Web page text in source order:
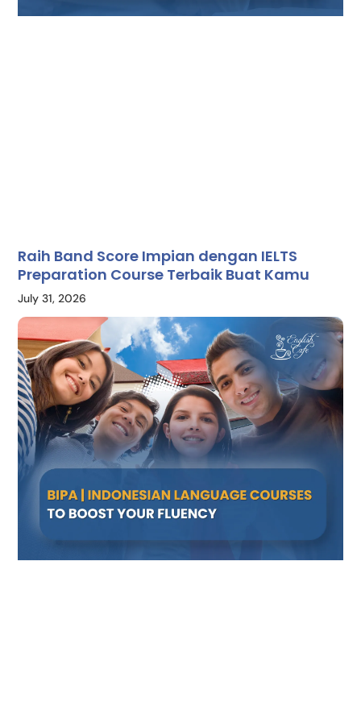
Raih Band Score Impian dengan IELTS
Preparation Course Terbaik Buat Kamu
July 31, 2026